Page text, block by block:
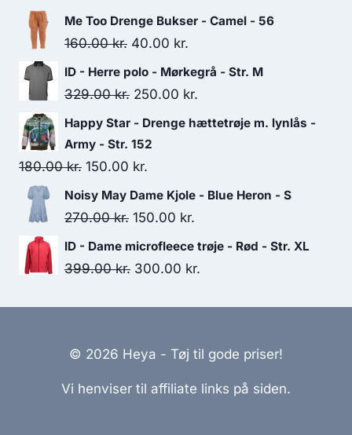
Me Too Drenge Bukser - Camel - 56
160.00kr. Original
price
was:
40.00 kr.
price
is:
ID - Herre polo - Mørkegrå - Str. M
329.00kr. Original
price
was:
329.00 kr..
250.00 kr.
price
Happy Star - Drenge hættetrøje m. lynlås -
Army - Str. 152
180.00kr. Original
price
was:
150.00 kr.
price
is:
Noisy May Dame Kjole - Blue Heron - S
270.00kr. Original
price
was:
150.00 kr.
price
is:
ID - Dame microfleece trøje - Rød - Str. XL
399.00kr. Original
300.00 kr.
© 2026 Heya - Tøj til gode priser!
Vi henviser til affiliate links på siden.